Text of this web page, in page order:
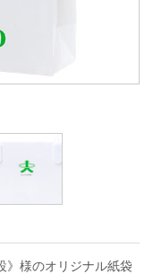
》様のオリジナル紙袋